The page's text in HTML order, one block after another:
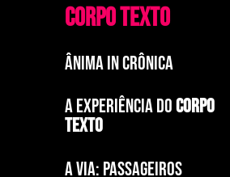
CORPO TEXTO
ÂNIMA IN CRÔNICA
A EXPERIÊNCIA DOCORPO
TEXTO
a via: paSSAGEIROS